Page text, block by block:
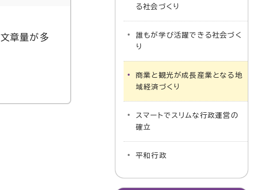
文章量が多
る社会づくり
誰もが学び活躍できる社会づく
り
商業と観光が成長産業となる地
域経済づくり
スマートでスリムな行政運営の
確立
平和行政